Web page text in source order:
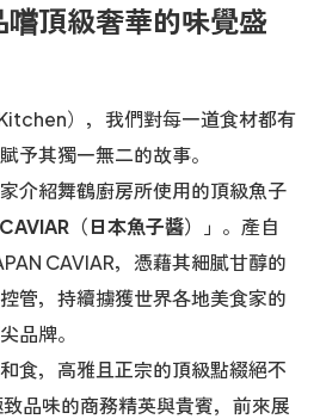
頂級奢華的味覺盛
），我們對每一道食材都有
予其獨一無二的故事。
介紹舞鶴廚房所使用的頂級魚子
CAVIAR（日本魚子醬）」 。產自
CAVIAR，憑藉其細膩甘醇的
管，持續擄獲世界各地美食家的
品牌。
食，高雅且正宗的頂級點綴絕不
品味的商務精英與貴賓，前來展